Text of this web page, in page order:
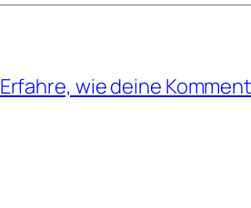
Erfahre, wie deine